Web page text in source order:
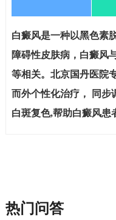
白癜风是一种以黑色素
障碍性皮肤病，白癜风
等相关。北京国丹医院
而外个性化治疗， 同步
白斑复色,帮助白癜风患
热门问答